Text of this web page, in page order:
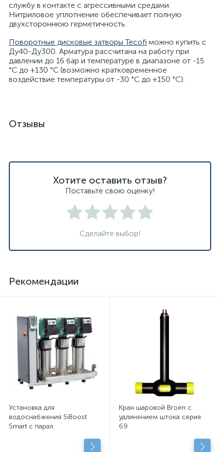
службу в контакте с агрессивными средами.
Нитриловое уплотнение обеспечивает полную
двухстороннюю герметичность.
Поворотные дисковые затворы Tecofi можно купить с
Ду40-Ду300. Арматура рассчитана на работу при
давлении до 16 бар и температуре в диапазоне от -15
°C до +130 °C (возможно кратковременное
воздействие температуры от -30 °C до +150 °C).
Отзывы
Хотите оставить отзыв?
Поставьте свою оценку!
Сделайте выбор!
Рекомендации
Установка для
водоснабжения SiBoost
Smart с парал.
центробежными насосами
Кран шаровой Broen с
удлинением штока серия
69